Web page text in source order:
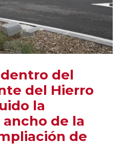
del
del Hierro
la
de la
de